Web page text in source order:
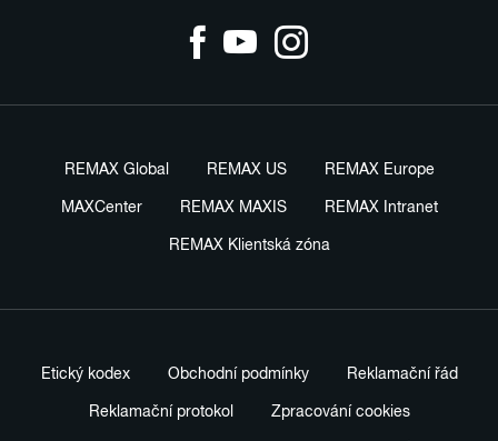
REMAX Global REMAX US REMAX Europe
MAXCenter REMAX MAXIS REMAX Intranet
REMAX Klientská zóna
Etický kodex Obchodní podmínky Reklamační řád
Reklamační protokol Zpracování cookies